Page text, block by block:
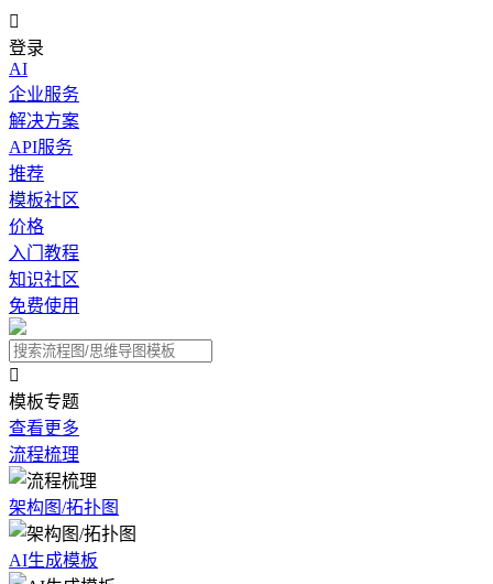

登录
AI
企业服务
解决方案
API服务
推荐
模板社区
价格
入门教程
知识社区
免费使用

模板专题
查看更多
流程梳理
架构图/拓扑图
AI生成模板